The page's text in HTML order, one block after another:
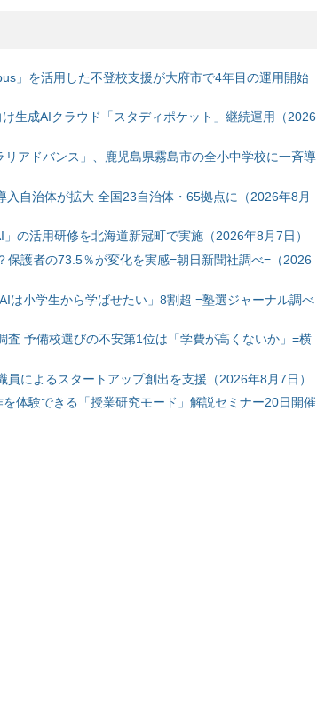
」を活用した不登校支援が大府市で4年目の運用開始
生成AIクラウド「スタディポケット」継続運用（2026
アドバンス」、鹿児島県霧島市の全小中学校に一斉導
入自治体が拡大 全国23自治体・65拠点に（2026年8月
の活用研修を北海道新冠町で実施（2026年8月7日）
保護者の73.5％が変化を実感=朝日新聞社調べ=（2026
は小学生から学ばせたい」8割超 =塾選ジャーナル調べ
査 予備校選びの不安第1位は「学費が高くないか」=横
によるスタートアップ創出を支援（2026年8月7日）
体験できる「授業研究モード」解説セミナー20日開催